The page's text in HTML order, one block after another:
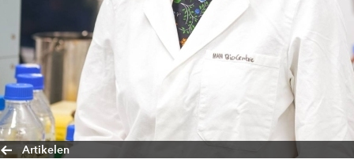
Artikelen